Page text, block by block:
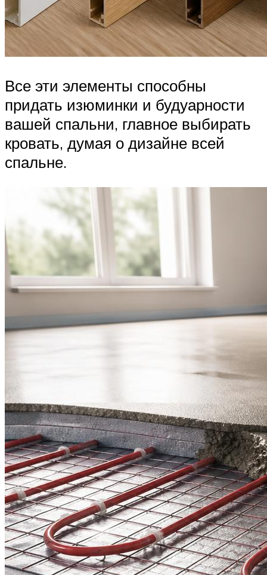
Все эти элементы способны
придать изюминки и будуарности
вашей спальни, главное выбирать
кровать, думая о дизайне всей
спальне.